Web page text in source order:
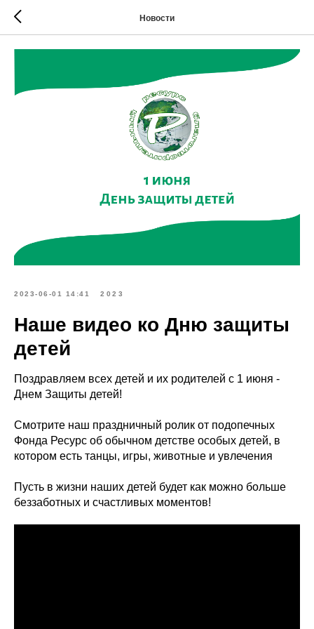
Новости
2023-06-01 14:41 2023
Наше видео ко Дню защиты
детей
Поздравляем всех детей и их родителей с 1 июня -
Днем Защиты детей!
Смотрите наш праздничный ролик от подопечных
Фонда Ресурс об обычном детстве особых детей, в
котором есть танцы, игры, животные и увлечения
Пусть в жизни наших детей будет как можно больше
беззаботных и счастливых моментов!